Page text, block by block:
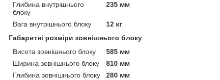
Глибина внутрішнього
блоку
235 мм
Вага внутрішнього блоку
12 кг
Габаритні розміри зовнішнього блоку
Висота зовнішнього блоку
585 мм
Ширина зовнішнього блоку
810 мм
Глибина зовнішнього блоку
280 мм